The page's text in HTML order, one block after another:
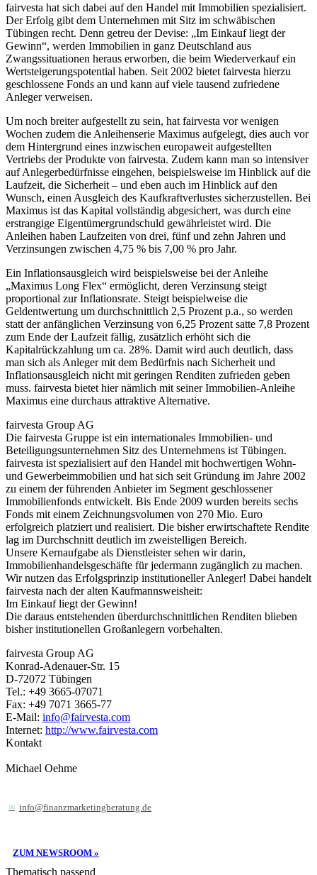
fairvesta hat sich dabei auf den Handel mit Immobilien spezialisiert.
Der Erfolg gibt dem Unternehmen mit Sitz im schwäbischen
Tübingen recht. Denn getreu der Devise: „Im Einkauf liegt der
Gewinn“, werden Immobilien in ganz Deutschland aus
Zwangssituationen heraus erworben, die beim Wiederverkauf ein
Wertsteigerungspotential haben. Seit 2002 bietet fairvesta hierzu
geschlossene Fonds an und kann auf viele tausend zufriedene
Anleger verweisen.
Um noch breiter aufgestellt zu sein, hat fairvesta vor wenigen
Wochen zudem die Anleihenserie Maximus aufgelegt, dies auch vor
dem Hintergrund eines inzwischen europaweit aufgestellten
Vertriebs der Produkte von fairvesta. Zudem kann man so intensiver
auf Anlegerbedürfnisse eingehen, beispielsweise im Hinblick auf die
Laufzeit, die Sicherheit – und eben auch im Hinblick auf den
Wunsch, einen Ausgleich des Kaufkraftverlustes sicherzustellen. Bei
Maximus ist das Kapital vollständig abgesichert, was durch eine
erstrangige Eigentümergrundschuld gewährleistet wird. Die
Anleihen haben Laufzeiten von drei, fünf und zehn Jahren und
Verzinsungen zwischen 4,75 % bis 7,00 % pro Jahr.
Ein Inflationsausgleich wird beispielsweise bei der Anleihe
„Maximus Long Flex“ ermöglicht, deren Verzinsung steigt
proportional zur Inflationsrate. Steigt beispielweise die
Geldentwertung um durchschnittlich 2,5 Prozent p.a., so werden
statt der anfänglichen Verzinsung von 6,25 Prozent satte 7,8 Prozent
zum Ende der Laufzeit fällig, zusätzlich erhöht sich die
Kapitalrückzahlung um ca. 28%. Damit wird auch deutlich, dass
man sich als Anleger mit dem Bedürfnis nach Sicherheit und
Inflationsausgleich nicht mit geringen Renditen zufrieden geben
muss. fairvesta bietet hier nämlich mit seiner Immobilien-Anleihe
Maximus eine durchaus attraktive Alternative.
fairvesta Group AG
Die fairvesta Gruppe ist ein internationales Immobilien- und
Beteiligungsunternehmen Sitz des Unternehmens ist Tübingen.
fairvesta ist spezialisiert auf den Handel mit hochwertigen Wohn-
und Gewerbeimmobilien und hat sich seit Gründung im Jahre 2002
zu einem der führenden Anbieter im Segment geschlossener
Immobilienfonds entwickelt. Bis Ende 2009 wurden bereits sechs
Fonds mit einem Zeichnungsvolumen von 270 Mio. Euro
erfolgreich platziert und realisiert. Die bisher erwirtschaftete Rendite
lag im Durchschnitt deutlich im zweistelligen Bereich.
Unsere Kernaufgabe als Dienstleister sehen wir darin,
Immobilienhandelsgeschäfte für jedermann zugänglich zu machen.
Wir nutzen das Erfolgsprinzip institutioneller Anleger! Dabei handelt
fairvesta nach der alten Kaufmannsweisheit:
Im Einkauf liegt der Gewinn!
Die daraus entstehenden überdurchschnittlichen Renditen blieben
bisher institutionellen Großanlegern vorbehalten.
fairvesta Group AG
Konrad-Adenauer-Str. 15
D-72072 Tübingen
Tel.: +49 3665-07071
Fax: +49 7071 3665-77
E-Mail: info@fairvesta.com
Internet: http://www.fairvesta.com
Kontakt
Michael Oehme
info@finanzmarketingberatung.de
ZUM NEWSROOM »
Thematisch passend